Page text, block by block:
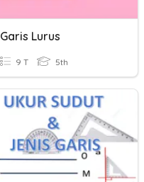
Garis Lurus
9 T 5th